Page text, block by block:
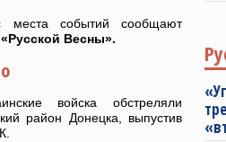
событий сообщают
«Русской Весны».
войска обстреляли
район Донецка, выпустив